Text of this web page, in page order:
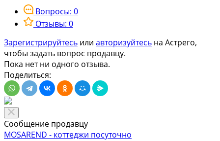
Вопросы: 0
Отзывы: 0
Зарегистрируйтесь или авторизуйтесь на Астрего,
чтобы задать вопрос продавцу.
Пока нет ни одного отзыва.
Поделиться:
Сообщение продавцу
MOSAREND - коттеджи посуточно